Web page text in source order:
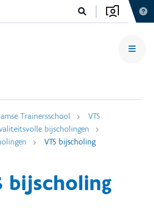
Trainersschool
VTS
bijscholingen
VTS bijscholing
bijscholing